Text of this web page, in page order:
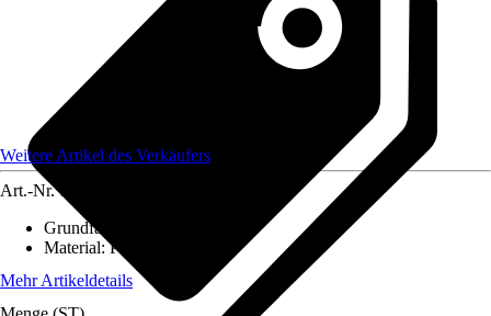
Weitere Artikel des Verkäufers
Art.-Nr. 12583912
Grundfarbe
Material:Porzellan
Mehr Artikeldetails